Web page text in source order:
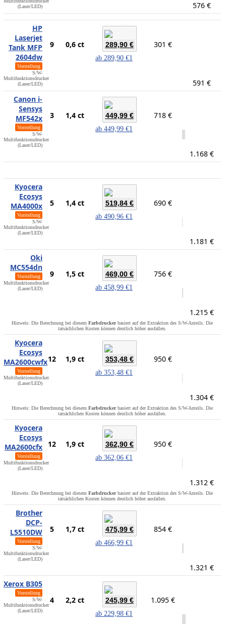
(Laser/LED)
576 €
HP
Laserjet
Tank MFP
2604dw
Vorstellung
S/W-
Multifunktionsdrucker
(Laser/LED)
9 0,6 ct 289,90 €
ab 289,90 €1
301 €
591 €
Canon i-
Sensys
MF542x
Vorstellung
S/W-
Multifunktionsdrucker
(Laser/LED)
3 1,4 ct 449,99 €
ab 449,99 €1
718 €
1.168 €
Kyocera
Ecosys
MA4000x
Vorstellung
S/W-
Multifunktionsdrucker
(Laser/LED)
5 1,4 ct 519,84 €
ab 490,96 €1
690 €
1.181 €
Oki
MC554dn
Vorstellung
Multifunktionsdrucker
(Laser/LED)
9 1,5 ct 469,00 €
ab 458,99 €1
756 €
1.215 €
Hinweis: Die Berechnung bei diesem Farbdruckerbasiert auf der Extraktion des S/W-Anteils. Die
tatsächlichen Kosten können deutlich höher ausfallen.
Kyocera
Ecosys
MA2600cwfx
Vorstellung
Multifunktionsdrucker
(Laser/LED)
12 1,9 ct 353,48 €
ab 353,48 €1
950 €
1.304 €
Hinweis: Die Berechnung bei diesem Farbdruckerbasiert auf der Extraktion des S/W-Anteils. Die
tatsächlichen Kosten können deutlich höher ausfallen.
Kyocera
Ecosys
MA2600cfx
Vorstellung
Multifunktionsdrucker
(Laser/LED)
12 1,9 ct 362,90 €
ab 362,06 €1
950 €
1.312 €
Hinweis: Die Berechnung bei diesem Farbdruckerbasiert auf der Extraktion des S/W-Anteils. Die
tatsächlichen Kosten können deutlich höher ausfallen.
Brother
DCP-
L5510DW
Vorstellung
S/W-
Multifunktionsdrucker
(Laser/LED)
5 1,7 ct 475,99 €
ab 466,99 €1
854 €
1.321 €
Xerox B305
Vorstellung
S/W-
Multifunktionsdrucker
(Laser/LED)
4 2,2 ct 245,99 €
ab 229,98 €1
1.095 €